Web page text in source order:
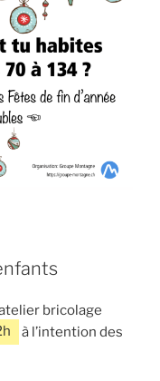
bricolage
à l’intention des